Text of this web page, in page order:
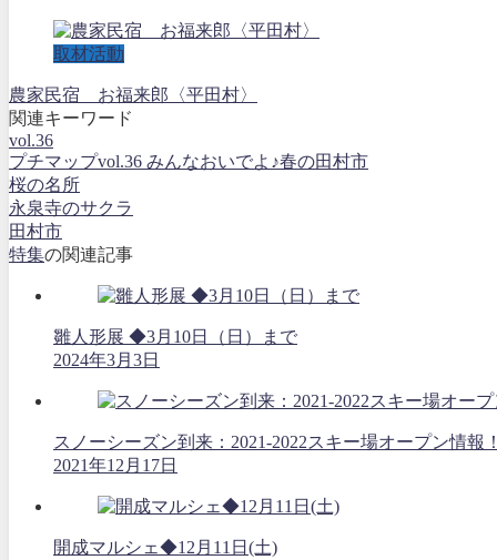
取材活動
農家民宿 お福来郎〈平田村〉
関連キーワード
vol.36
プチマップvol.36 みんなおいでよ♪春の田村市
桜の名所
永泉寺のサクラ
田村市
特集の関連記事
雛人形展 ◆3月10日（日）まで
2024年3月3日
スノーシーズン到来：2021-2022スキー場オープン情報
2021年12月17日
開成マルシェ◆12月11日(土)